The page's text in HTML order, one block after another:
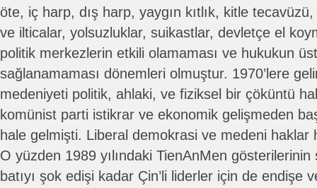
öte, iç harp, dış harp, yaygın kıtlık, kitle
ve ilticalar, yolsuzluklar, suikastlar, devletçe el
politik merkezlerin etkili olamaması ve hukukun
sağlanamaması dönemleri olmuştur. 1970’lere
medeniyeti politik, ahlaki, ve fiziksel bir çöküntü
komünist parti istikrar ve ekonomik gelişmeden
hale gelmişti. Liberal demokrasi ve medeni haklar
O yüzden 1989 yılındaki TienAnMen gösterilerinin
batıyı şok edişi kadar Çin’li liderler için de endişe